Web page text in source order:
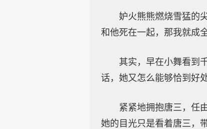
妒火熊熊燃烧雪猛的
和他死在一起，那我就成
其实，早在小舞看到
话，她又怎么能够恰到好
紧紧地拥抱唐三，任
她的目光只是看着唐三，